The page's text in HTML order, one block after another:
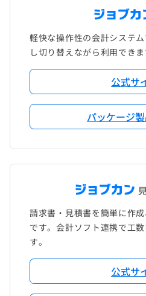
軽快な操作性の会計システ
し切り替えながら利用できま
公式サ
パッケージ
請求書・見積書を簡単に作
です。会計ソフト連携で工
す。
公式サ